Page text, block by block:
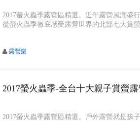
2017螢火蟲季露營區精選。近年露營風潮盛
從螢火蟲季徹底感受露營世界的北部七大賞
露營樂
2017螢火蟲季-全台十大親子賞螢
2017螢火蟲季露營區精選。戶外露營就是孩